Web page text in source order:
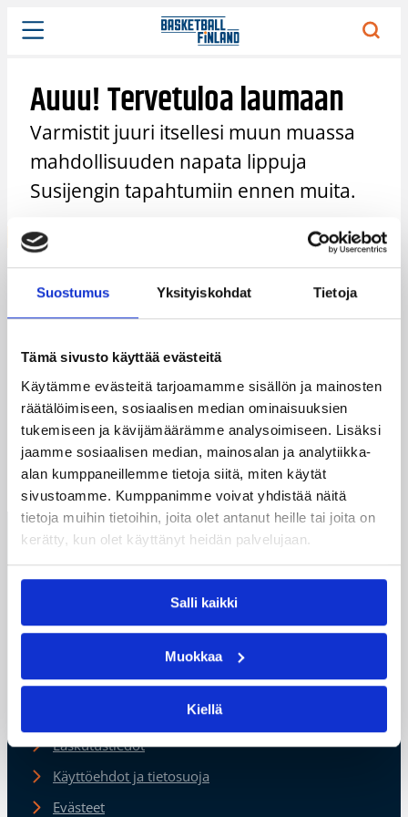
Suostumus Yksityiskohdat Tietoja
Tämä sivusto käyttää evästeitä
Käytämme evästeitä tarjoamamme sisällön ja mainosten
räätälöimiseen, sosiaalisen median ominaisuuksien
tukemiseen ja kävijämäärämme analysoimiseen. Lisäksi
jaamme sosiaalisen median, mainosalan ja analytiikka-
alan kumppaneillemme tietoja siitä, miten käytät
sivustoamme. Kumppanimme voivat yhdistää näitä
tietoja muihin tietoihin, joita olet antanut heille tai joita on
kerätty, kun olet käyttänyt heidän palvelujaan.
Salli kaikki
Muokkaa
Kiellä
Siirry
sisältöön
Auuu! Tervetuloa laumaan
Varmistit juuri itsellesi muun muassa
mahdollisuuden napata lippuja
Susijengin tapahtumiin ennen muita.
Laumamme on entistä vahvempi, kun sinä olet
mukana! Lähetimme sähköpostiisi viestin, jossa
joista muut voivat vain haaveilla.
Pysy lauman ytimessä ja ota Susijengin ja Susiladiesin
somekanavat seurantaan.
Susijengi:Instagram/Facebook
Susiladies:Instagram/Facebook
Suomen
Koripalloliitto
Urheilupuistontie 3
02200 Espoo
office@basket.fi
Henkilöstön yhteystiedot
Alueiden yhteystiedot
Laskutustiedot
Käyttöehdot ja tietosuoja
Evästeet